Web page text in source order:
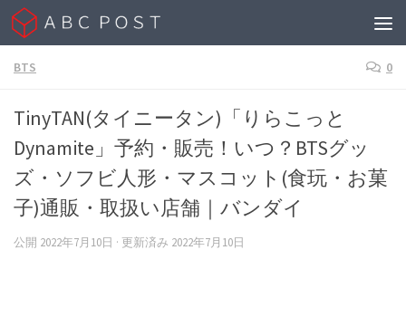
Skip to content
BTS 0
TinyTAN(タイニータン)「りらこっと
Dynamite」予約・販売！いつ？BTSグッ
ズ・ソフビ人形・マスコット(食玩・お菓
子)通販・取扱い店舗｜バンダイ
公開 2022年7月10日 · 更新済み 2022年7月10日